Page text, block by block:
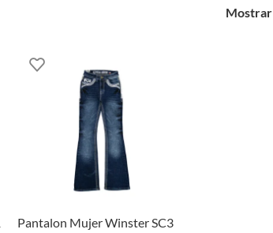
Mostrar
Pantalon Mujer Winster SC3